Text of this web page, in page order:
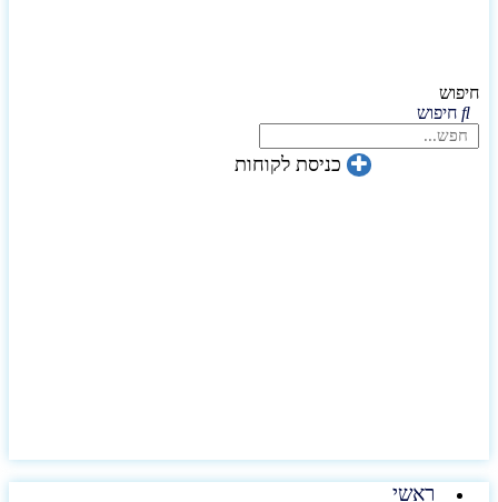
חיפוש
חיפוש
כניסת לקוחות
ראשי